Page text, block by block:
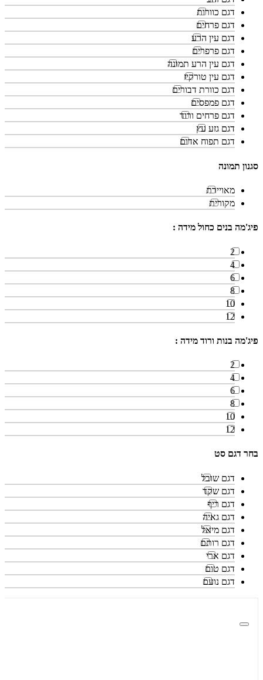
דגם כוורות
דגם פרחים
דגם עין הרע
דגם פרפרים
דגם עין הרע תמונה
דגם עין טורקיז
דגם כוורת דבורים
דגם פמפסים
דגם פרחים ורוד
דגם גזע עץ
דגם תפוח אדום
סגנון תמונה
מאויירת
מקורית
פיג'מה בנים כחול מידה :
2
4
6
8
10
12
פיג'מה בנות ורוד מידה :
2
4
6
8
10
12
בחר דגם סט
דגם שובל
דגם שקד
דגם ריף
דגם גאיה
דגם מיאל
דגם רותם
דגם ארי
דגם טום
דגם נועם